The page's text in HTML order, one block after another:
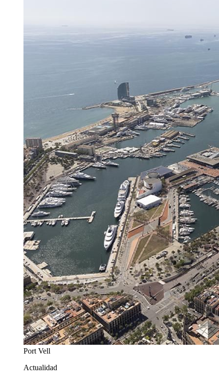
Port Vell
Actualidad